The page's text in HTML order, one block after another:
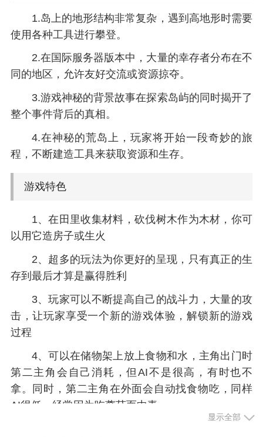
1.岛上的地形结构非常复杂，遇到高地形时需要
使用各种工具进行攀登。
2.在国际服务器版本中，大量的幸存者分布在不
同的地区，允许友好交流或资源掠夺。
3.游戏神秘的背景故事在探索岛屿的同时揭开了
整个事件背后的真相。
4.在神秘的荒岛上，玩家将开始一段奇妙的旅
程，不断建造工具来获取资源和生存。
游戏特色
1、在田里收集材料，砍伐树木作为木材，你可
以用它造房子或生火
2、超多的玩法为你更好的呈现，只有真正的生
存到最后才算是赢得胜利
3、玩家可以不断提高自己的战斗力，大量的攻
击，让玩家享受一个新的游戏体验，解锁新的游戏
过程
4、可以在储物架上放上食物和水，主角出门时
第二主角会自己消耗，但AI不是很高，有时也不
拿。同时，第二主角在外面会自动找食物吃，同样
AI很低，经常因为吃蘑菇而中毒
显示全部